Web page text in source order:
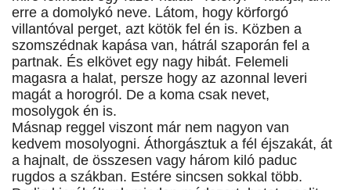
erre a domolykó neve. Látom, hogy körforgó
villantóval perget, azt kötök fel én is. Közben a
szomszédnak kapása van, hátrál szaporán fel a
partnak. És elkövet egy nagy hibát. Felemeli
magasra a halat, persze hogy az azonnal leveri
magát a horogról. De a koma csak nevet,
mosolygok én is.
Másnap reggel viszont már nem nagyon van
kedvem mosolyogni. Áthorgásztuk a fél éjszakát, át
a hajnalt, de összesen vagy három kiló paduc
rugdos a szákban. Estére sincsen sokkal több.